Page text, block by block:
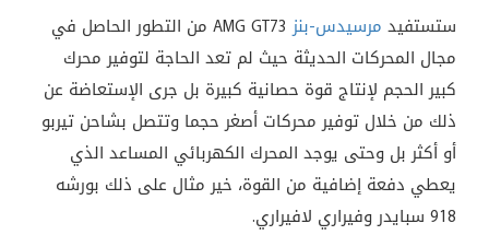
ستستفيد مرسيدس-بنز
AMG GT73 من التطور الحاصل في
مجال المحركات الحديثة حيث لم تعد الحاجة لتوفير محرك
كبير الحجم لإنتاج قوة حصانية كبيرة بل جرى الإستعاضة عن
ذلك من خلال توفير محركات أصغر حجما وتتصل بشاحن تيربو
أو أكثر بل وحتى يوجد المحرك الكهربائي المساعد الذي
يعطي دفعة إضافية من القوة، خير مثال على ذلك بورشه
918 سبايدر وفيراري لافيراري.